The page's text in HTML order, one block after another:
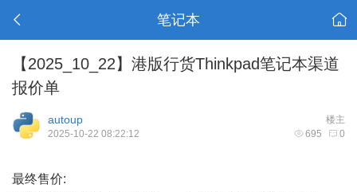
笔记本
【2025_10_22】港版行货Thinkpad笔记本渠道
报价单
楼主
autoup
695 0
2025-10-22 08:22:12
最终售价: